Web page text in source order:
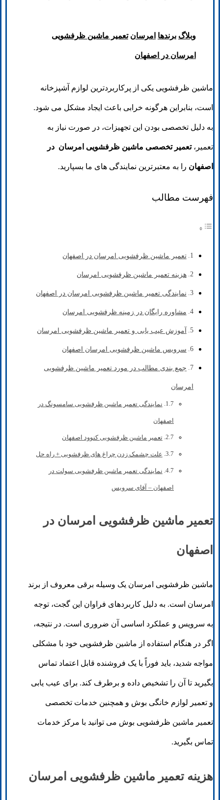
وبلاگ برند‌ها امرسان تعمیر ماشین ظرفشویی
امرسان در اصفهان
ماشین ظرفشویی یکی از پرکاربردترین لوازم آشپزخانه
است، بنابراین هرگونه خرابی باعث ایجاد مشکل می شود.
به دلیل تخصصی بودن این تجهیزات، در صورت نیاز به
تعمیر،تعمیر تخصصی ماشین ظرفشویی امرسان در
اصفهان را به معتبرترین نمایندگی های ما بسپارید.
فهرست مطالب
تعمیر ماشین ظرفشویی امرسان در اصفهان
هزینه تعمیر ماشین ظرفشویی امرسان
نمایندگی تعمیر ماشین ظرفشویی امرسان در اصفهان
مشاوره رایگان در زمینه ظرفشویی امرسان
آموزش عیب یابی و تعمیر ماشین ظرفشویی امرسان
سرویس ماشین ظرفشویی امرسان اصفهان
جمع بندی مطالب در مورد تعمیر ماشین ظرفشویی
امرسان
نمایندگی تعمیر ماشین ظرفشویی سامسونگ در
اصفهان
تعمیر ماشین ظرفشویی کنوود اصفهان
علت چشمک زدن چراغ های ظرفشویی + راه حل
نمایندگی تعمیر ماشین ظرفشویی سولت در
اصفهان – آقای سرویس
تعمیر ماشین ظرفشویی امرسان در
اصفهان
ماشین ظرفشویی امرسان یک وسیله برقی معروف از برند
امرسان است. به دلیل کاربردهای فراوان این گجت، توجه
به سرویس و عملکرد اساسی آن ضروری است. در نتیجه،
اگر در هنگام استفاده از ماشین ظرفشویی خود با مشکلی
مواجه شدید، باید فوراً با یک فروشنده قابل اعتماد تماس
بگیرید تا آن را تشخیص داده و برطرف کند. برای عیب یابی
و تعمیر لوازم خانگی بوش و همچنین خدمات تخصصی
تعمیر ماشین ظرفشویی بوش می توانید با مرکز خدمات
تماس بگیرید.
هزینه تعمیر ماشین ظرفشویی امرسان